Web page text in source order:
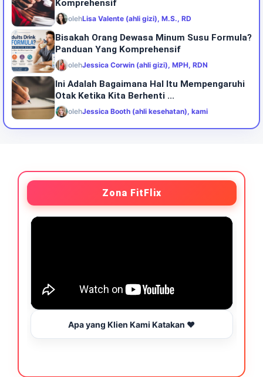
Komprehensif
olehLisa Valente (ahli gizi), M.S., RD
Bisakah Orang Dewasa Minum Susu Formula?
Panduan Yang Komprehensif
olehJessica Corwin (ahli gizi), MPH, RDN
Ini Adalah Bagaimana Hal Itu Mempengaruhi
Otak Ketika Kita Berhenti ...
olehJessica Booth (ahli kesehatan), kami
Zona FitFlix
Apa yang Klien Kami Katakan ❤️